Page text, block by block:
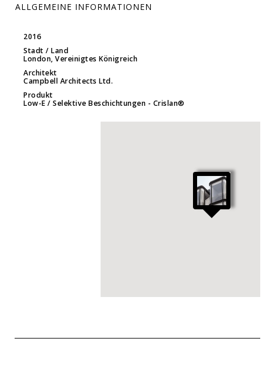
ALLGEMEINE INFORMATIONEN
2016
Stadt / Land
London, Vereinigtes Königreich
Architekt
Campbell Architects Ltd.
Produkt
Low-E / Selektive Beschichtungen - Crislan®